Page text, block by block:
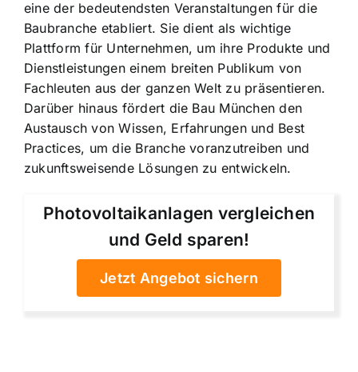
eine der bedeutendsten Veranstaltungen für die
Baubranche etabliert. Sie dient als wichtige
Plattform für Unternehmen, um ihre Produkte und
Dienstleistungen einem breiten Publikum von
Fachleuten aus der ganzen Welt zu präsentieren.
Darüber hinaus fördert die Bau München den
Austausch von Wissen, Erfahrungen und Best
Practices, um die Branche voranzutreiben und
zukunftsweisende Lösungen zu entwickeln.
Photovoltaikanlagen vergleichen
und Geld sparen!
Jetzt Angebot sichern